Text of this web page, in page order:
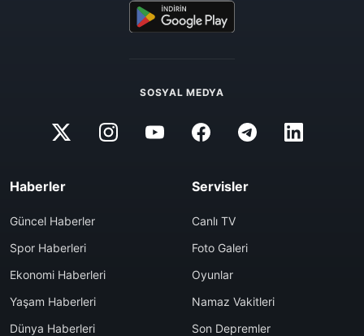
SOSYAL MEDYA
Haberler
Güncel Haberler
Spor Haberleri
Ekonomi Haberleri
Yaşam Haberleri
Dünya Haberleri
Servisler
Canlı TV
Foto Galeri
Oyunlar
Namaz Vakitleri
Son Depremler